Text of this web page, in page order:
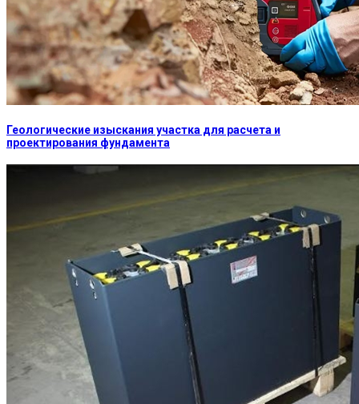
Геологические изыскания участка для расчета и
проектирования фундамента